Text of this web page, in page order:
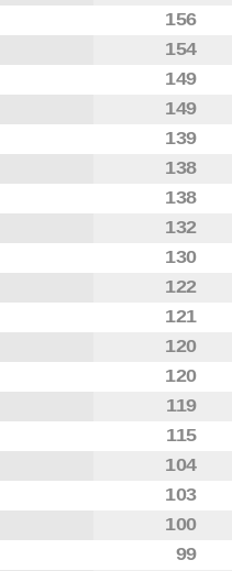
156
154
149
149
139
138
138
132
130
122
121
120
120
119
115
104
103
100
99